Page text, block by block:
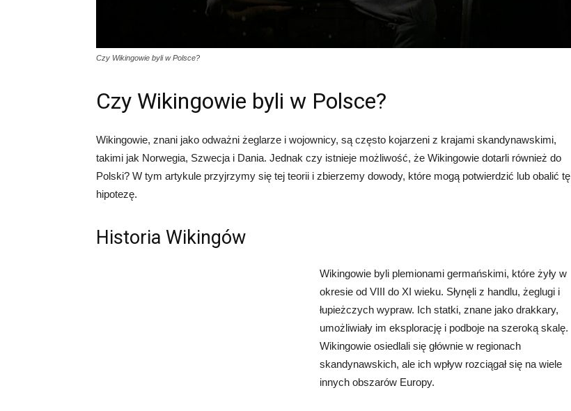
Czy Wikingowie byli w Polsce?
Czy Wikingowie byli w Polsce?
Wikingowie, znani jako odważni żeglarze i wojownicy, są często kojarzeni z krajami skandynawskimi,
takimi jak Norwegia, Szwecja i Dania. Jednak czy istnieje możliwość, że Wikingowie dotarli również do
Polski? W tym artykule przyjrzymy się tej teorii i zbierzemy dowody, które mogą potwierdzić lub obalić tę
hipotezę.
Historia Wikingów
Wikingowie byli plemionami germańskimi, które żyły w
okresie od VIII do XI wieku. Słynęli z handlu, żeglugi i
łupieżczych wypraw. Ich statki, znane jako drakkary,
umożliwiały im eksplorację i podboje na szeroką skalę.
Wikingowie osiedlali się głównie w regionach
skandynawskich, ale ich wpływ rozciągał się na wiele
innych obszarów Europy.